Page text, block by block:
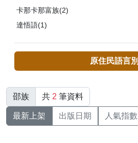
卡那卡那富族(2)
達悟語(1)
原住民語言別
邵族 共 2 筆資料
最新上架 出版日期 人氣指數